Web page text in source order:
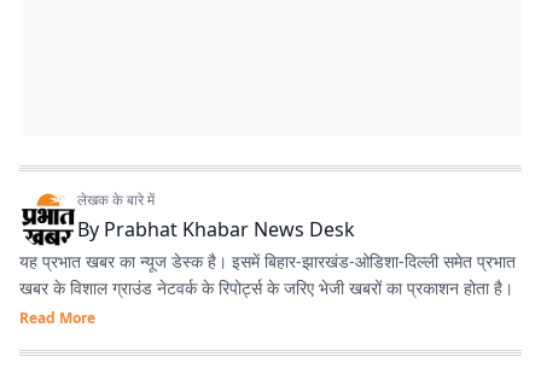
लेखक के बारे में
By Prabhat Khabar News Desk
यह प्रभात खबर का न्यूज डेस्क है। इसमें बिहार-झारखंड-ओडिशा-दिल्‍ली समेत प्रभात
खबर के विशाल ग्राउंड नेटवर्क के रिपोर्ट्स के जरिए भेजी खबरों का प्रकाशन होता है।
Read More